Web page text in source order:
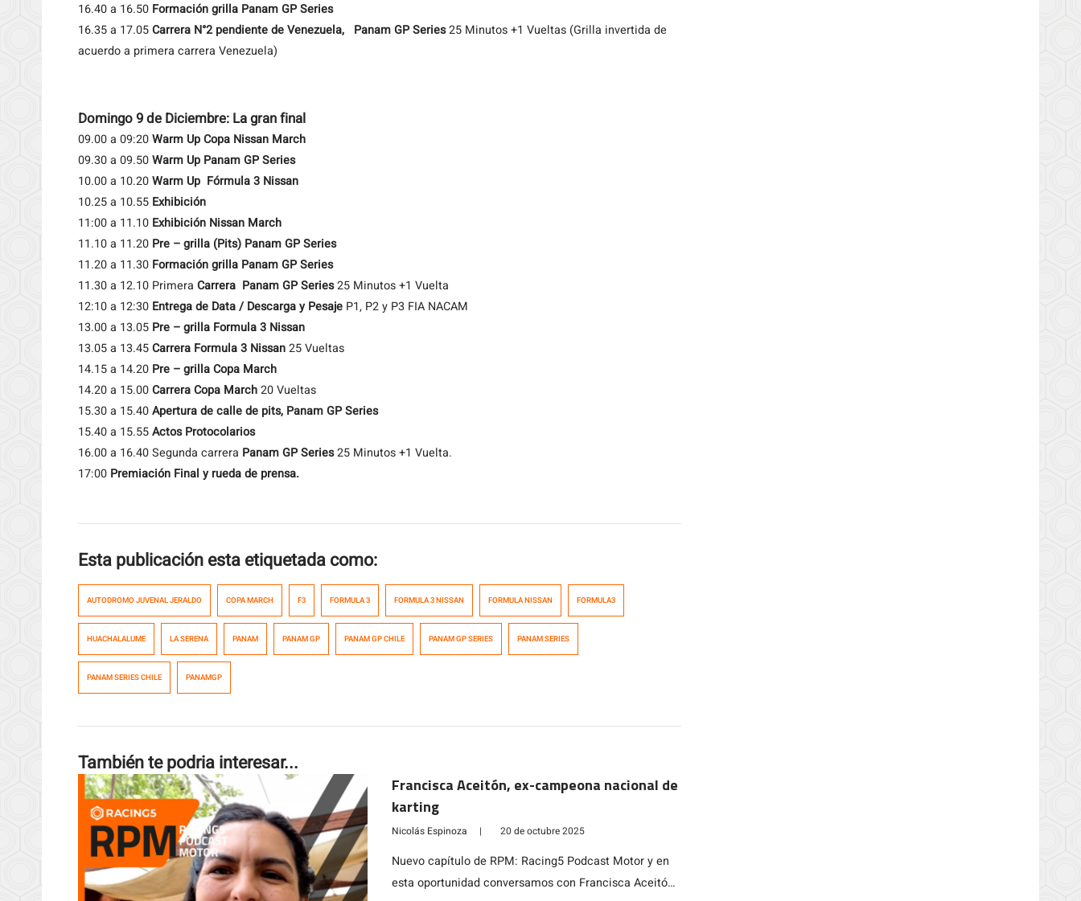
16.40 a 16.50 Formación grilla Panam GP Series
16.35 a 17.05Carrera N°2 pendiente de Venezuela, Panam GP Series25 Minutos +1 Vueltas (Grilla invertida de
acuerdo a primera carrera Venezuela)
Domingo 9 de Diciembre: La gran final
09.00 a 09:20Warm Up Copa Nissan March
09.30 a 09.50Warm Up Panam GP Series
10.00 a 10.20Warm Up Fórmula 3 Nissan
10.25 a 10.55 Exhibición
11:00 a 11.10 Exhibición Nissan March
11.10 a 11.20 Pre – grilla (Pits) Panam GP Series
11.20 a 11.30 Formación grilla Panam GP Series
11.30 a 12.10 Primera Carrera Panam GP Series25 Minutos +1 Vuelta
12:10 a 12:30 Entrega de Data / Descarga y Pesaje P1, P2 y P3 FIA NACAM
13.00 a 13.05 Pre – grilla Formula 3 Nissan
13.05 a 13.45Carrera Formula 3 Nissan25 Vueltas
14.15 a 14.20 Pre – grilla Copa March
14.20 a 15.00Carrera Copa March20 Vueltas
15.30 a 15.40Apertura de calle de pits, Panam GP Series
15.40 a 15.55Actos Protocolarios
16.00 a 16.40 Segunda carrera Panam GP Series25 Minutos +1 Vuelta.
17:00 Premiación Final y rueda de prensa.
Esta publicación esta etiquetada como:
AUTODROMO JUVENAL JERALDO COPA MARCH F3 FORMULA 3 FORMULA 3 NISSAN FORMULA NISSAN FORMULA3
HUACHALALUME LA SERENA PANAM PANAM GP PANAM GP CHILE PANAM GP SERIES PANAM SERIES
PANAM SERIES CHILE PANAMGP
También te podria interesar...
Francisca Aceitón, ex-campeona nacional de
karting
Nicolás Espinoza | 20 de octubre 2025
Nuevo capítulo de RPM: Racing5 Podcast Motor y en
esta oportunidad conversamos con Francisca Aceitón,